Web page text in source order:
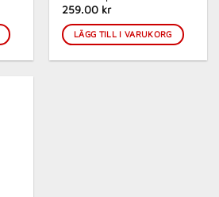
259.00 kr
LÄGG TILL I VARUKORG